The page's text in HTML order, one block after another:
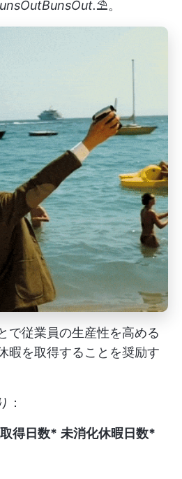
⛱。
で従業員の生産性を高める
暇を取得することを奨励す
：
得日数* 未消化休暇日数*